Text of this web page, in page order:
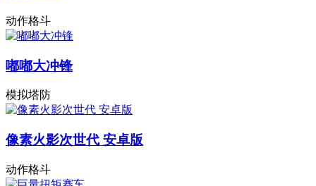
动作格斗
嘟嘟大冲锋
模拟塔防
像素火影次世代 安卓版
动作格斗